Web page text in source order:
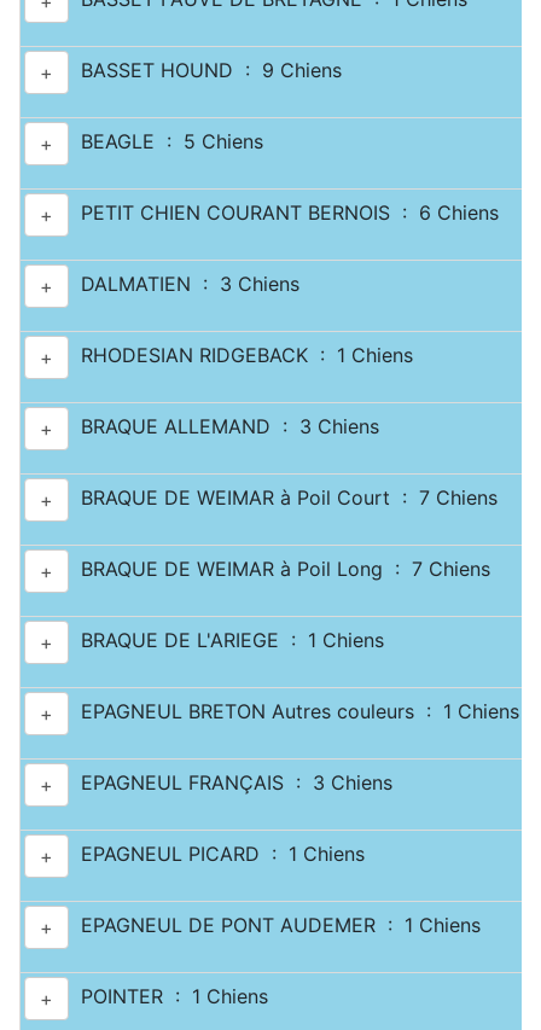
+ BASSET HOUND : 9 Chiens
+ BEAGLE : 5 Chiens
+ PETIT CHIEN COURANT BERNOIS : 6 Chiens
+ DALMATIEN : 3 Chiens
+ RHODESIAN RIDGEBACK : 1 Chiens
+ BRAQUE ALLEMAND : 3 Chiens
+ BRAQUE DE WEIMAR à Poil Court : 7 Chiens
+ BRAQUE DE WEIMAR à Poil Long : 7 Chiens
+ BRAQUE DE L'ARIEGE : 1 Chiens
+ EPAGNEUL BRETON Autres couleurs : 1 Chiens
+ EPAGNEUL FRANÇAIS : 3 Chiens
+ EPAGNEUL PICARD : 1 Chiens
+ EPAGNEUL DE PONT AUDEMER : 1 Chiens
+ POINTER : 1 Chiens